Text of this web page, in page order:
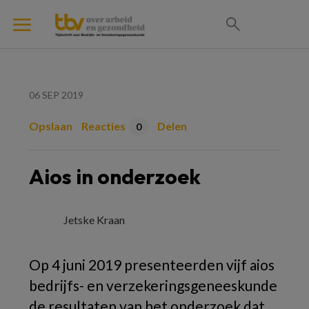
06 SEP 2019
Opslaan Reacties 0 Delen
Aios in onderzoek
Jetske Kraan
Op 4 juni 2019 presenteerden vijf aios
bedrijfs- en verzekeringsgeneeskunde